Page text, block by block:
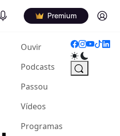
Podcasts Premium Log in
Ouvir(current)
Podcasts
Passou
Vídeos
Programas